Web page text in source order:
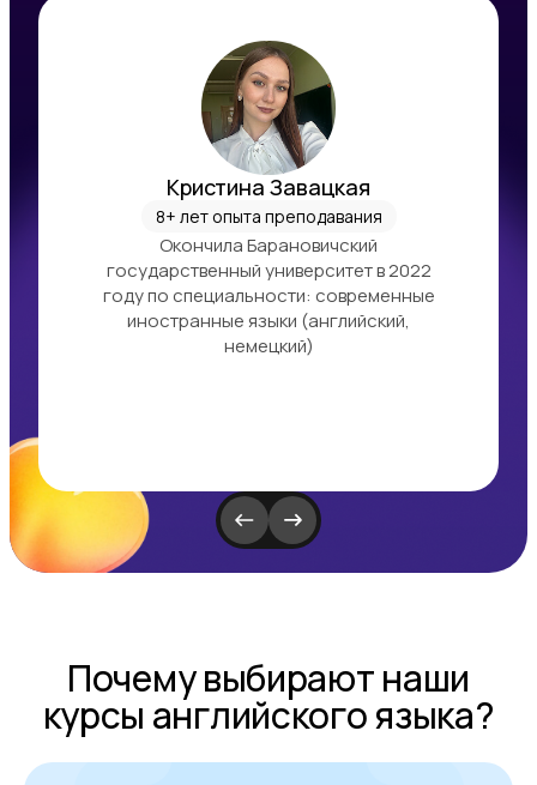
Кристина Завацкая
8+ лет опыта преподавания
Окончила Барановичский
государственный университет в 2022
году по специальности: современные
иностранные языки (английский,
немецкий)
Почему выбирают наши
курсы английского языка?